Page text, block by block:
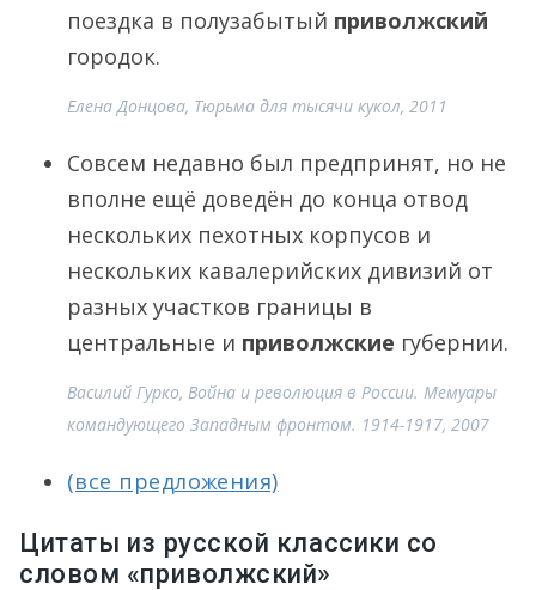
поездка в полузабытый приволжский
городок.
Елена Донцова, Тюрьма для тысячи кукол, 2011
Совсем недавно был предпринят, но не
вполне ещё доведён до конца отвод
нескольких пехотных корпусов и
нескольких кавалерийских дивизий от
разных участков границы в
центральные и приволжские губернии.
Василий Гурко, Война и революция в России. Мемуары
командующего Западным фронтом. 1914-1917, 2007
(все предложения)
Цитаты из русской классики со
словом «приволжский»